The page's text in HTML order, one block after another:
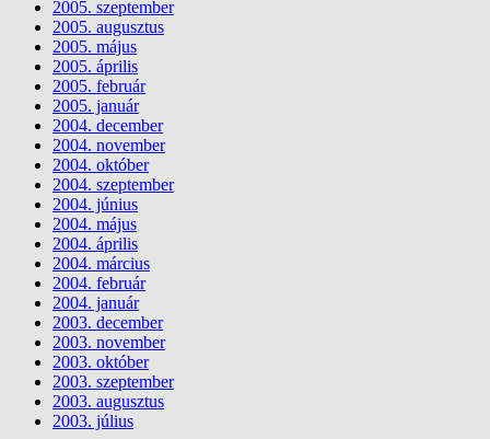
2005. szeptember
2005. augusztus
2005. május
2005. április
2005. február
2005. január
2004. december
2004. november
2004. október
2004. szeptember
2004. június
2004. május
2004. április
2004. március
2004. február
2004. január
2003. december
2003. november
2003. október
2003. szeptember
2003. augusztus
2003. július